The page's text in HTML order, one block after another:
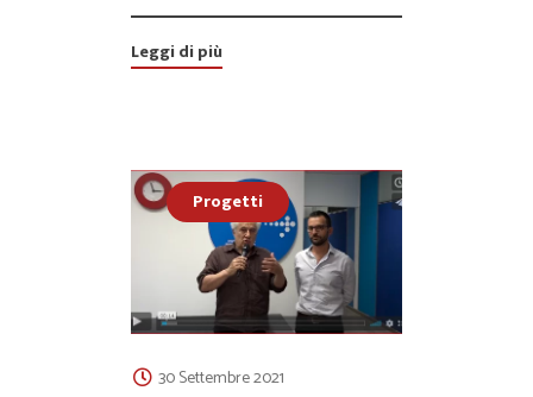
Leggi di più
Progetti
30 Settembre 2021